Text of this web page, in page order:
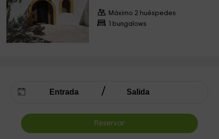
Máximo 2 huéspedes
1 bungalows
Reservar